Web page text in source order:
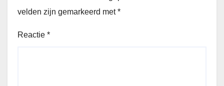
velden zijn gemarkeerd met*
Reactie *